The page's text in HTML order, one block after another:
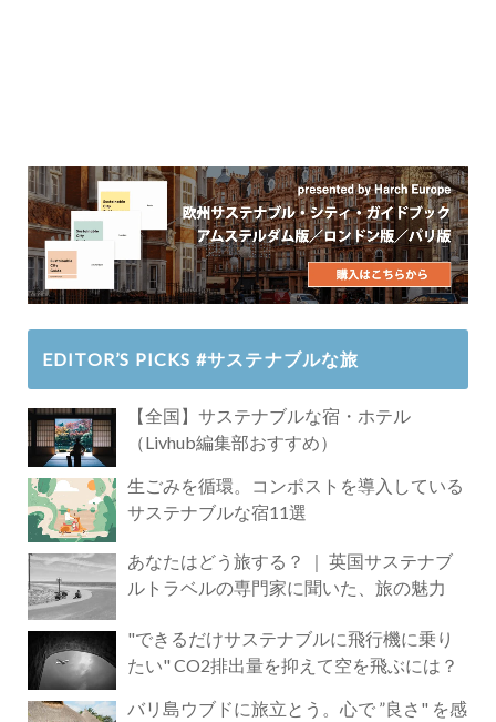
EDITOR’S PICKS #サステナブルな旅
【全国】サステナブルな宿・ホテル
（Livhub編集部おすすめ）
生ごみを循環。コンポストを導入している
サステナブルな宿11選
あなたはどう旅する？ ｜ 英国サステナブ
ルトラベルの専門家に聞いた、旅の魅力
"できるだけサステナブルに飛行機に乗り
たい" CO2排出量を抑えて空を飛ぶには？
バリ島ウブドに旅立とう。心で ”良さ" を感